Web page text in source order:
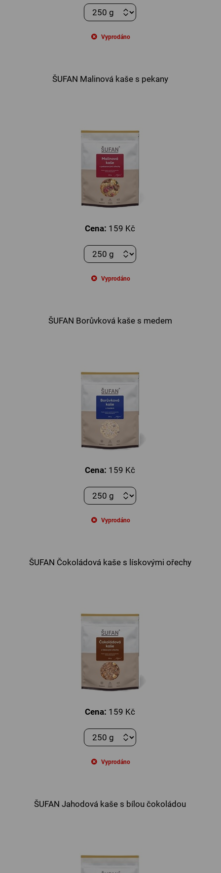
Vyprodáno
ŠUFAN Malinová kaše s pekany
Cena: 159 Kč
Vyprodáno
ŠUFAN Borůvková kaše s medem
Cena: 159 Kč
Vyprodáno
ŠUFAN Čokoládová kaše s lískovými ořechy
Cena: 159 Kč
Vyprodáno
ŠUFAN Jahodová kaše s bílou čokoládou